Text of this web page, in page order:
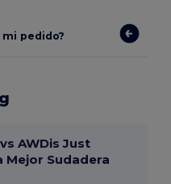
pedido?
AWDis Just
Mejor Sudadera